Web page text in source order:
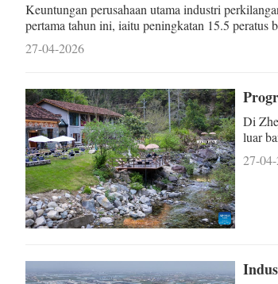
Keuntungan perusahaan utama industri
pertama tahun ini, iaitu peningkatan 15.5
27-04-2026
Di
luar
hidup
indah.
27-